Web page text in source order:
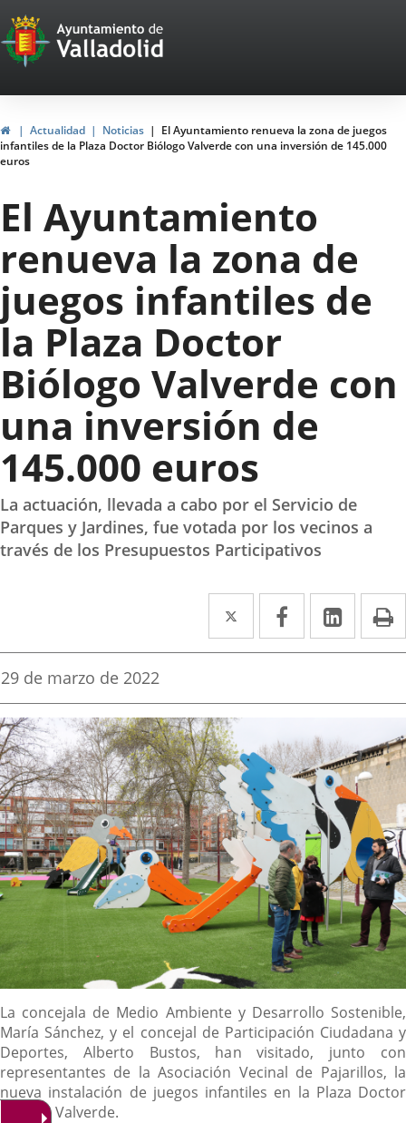
Portal
Web
del
Ayuntamiento
de
Valladolid
InicioActualidad Noticias
El Ayuntamiento renueva la zona de juegos
infantiles de la Plaza Doctor Biólogo Valverde con una inversión de 145.000
euros
El Ayuntamiento
renueva la zona de
juegos infantiles de
la Plaza Doctor
Biólogo Valverde con
una inversión de
145.000 euros
La actuación, llevada a cabo por el Servicio de
Parques y Jardines, fue votada por los vecinos a
través de los Presupuestos Participativos
Twitter
Enlace
a
aplicación
externa.
Facebook
Enlace
a
aplicación
externa.
Enlace
a
Fecha
la
noticia
29 de marzo de 2022
Descripción
La concejala de Medio Ambiente y Desarrollo Sostenible,
María Sánchez, y el concejal de Participación Ciudadana y
Deportes, Alberto Bustos, han visitado, junto con
representantes de la Asociación Vecinal de Pajarillos, la
nueva instalación de juegos infantiles en la Plaza Doctor
Biólogo Valverde.